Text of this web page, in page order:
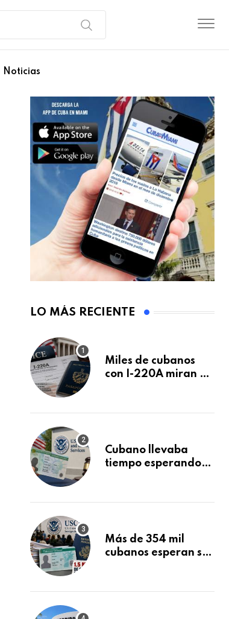
Noticias
LO MÁS RECIENTE
Miles de cubanos
con I-220A miran al
decidirse en una
Cubano llevaba
tiempo esperando
tras Writ of
Más de 354 mil
cubanos esperan su
acumula 1.5 millones